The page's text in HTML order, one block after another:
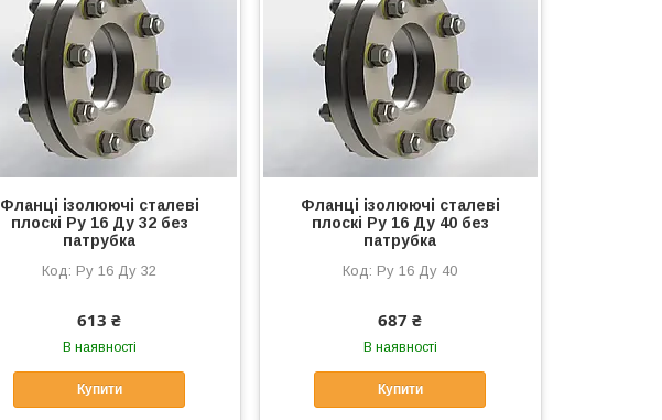
Фланці ізолюючі сталеві
плоскі Ру 16 Ду 32 без
патрубка
Ру 16 Ду 32
613 ₴
В наявності
Купити
Фланці ізолюючі сталеві
плоскі Ру 16 Ду 40 без
патрубка
Ру 16 Ду 40
687 ₴
В наявності
Купити